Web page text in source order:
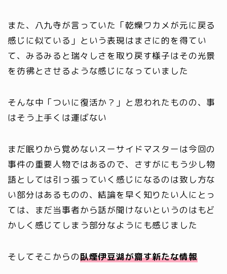
また、八九寺が言っていた「乾燥ワカメが元に戻る
感じに似ている」という表現はまさに的を得てい
て、みるみると瑞々しさを取り戻す様子はその光景
を彷彿とさせるような感じになっていました
そんな中「ついに復活か？」と思われたものの、事
はそう上手くは運ばない
まだ眠りから覚めないスーサイドマスターは今回の
事件の重要人物ではあるので、さすがにもう少し物
語としては引っ張っていく感じになるのは致し方な
い部分はあるものの、結論を早く知りたい人にとっ
ては、まだ当事者から話が聞けないというのはもど
かしく感じてしまう部分なようにも感じました
そしてそこからの臥煙伊豆湖が齎す新たな情報